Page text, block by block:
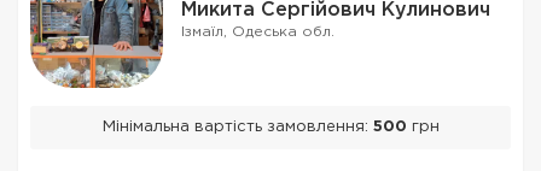
Микита Сергійович Кулинович
Ізмаїл, Одеська обл.
Мінімальна вартість замовлення: 500 грн